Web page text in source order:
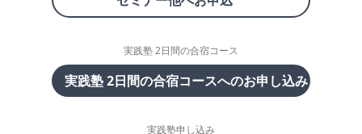
実践塾 2日間の合宿コース
実践塾 2日間の合宿コースへのお申し込み
実践塾申し込み